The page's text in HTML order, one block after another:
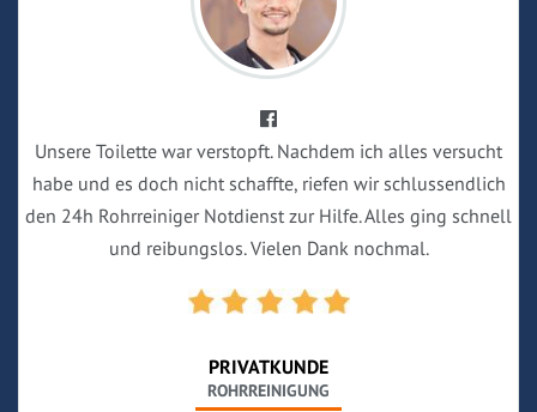
Unsere Toilette war verstopft. Nachdem ich alles versucht
habe und es doch nicht schaffte, riefen wir schlussendlich
den 24h Rohrreiniger Notdienst zur Hilfe. Alles ging schnell
und reibungslos. Vielen Dank nochmal.
PRIVATKUNDE
ROHRREINIGUNG